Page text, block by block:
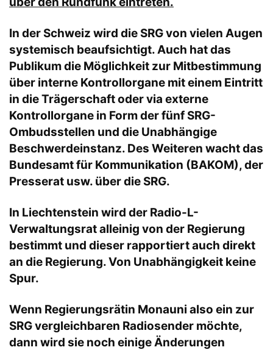
In der Schweiz wird die SRG von vielen Augen
systemisch beaufsichtigt. Auch hat das
Publikum die Möglichkeit zur Mitbestimmung
über interne Kontrollorgane mit einem Eintritt
in die Trägerschaft oder via externe
Kontrollorgane in Form der fünf SRG-
Ombudsstellen und die Unabhängige
Beschwerdeinstanz. Des Weiteren wacht das
Bundesamt für Kommunikation (BAKOM), der
Presserat usw. über die SRG.
In Liechtenstein wird der Radio-L-
Verwaltungsrat alleinig von der Regierung
bestimmt und dieser rapportiert auch direkt
an die Regierung. Von Unabhängigkeit keine
Spur.
Wenn Regierungsrätin Monauni also ein zur
SRG vergleichbaren Radiosender möchte,
dann wird sie noch einige Änderungen